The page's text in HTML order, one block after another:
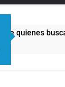
buscan